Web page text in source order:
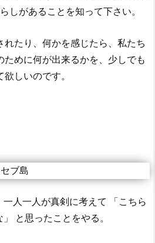
しがあることを知って下さい。
れたり、何かを感じたら、私たち
めに何が出来るかを、少しでも
欲しいのです。
人一人が真剣に考えて 「こちら
と思ったことをやる。